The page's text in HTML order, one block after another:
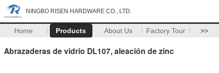
NINGBO RISEN HARDWARE CO., LTD.
Home Products About Us Factory Tour >>
Abrazaderas de vidrio DL107, aleación de zinc